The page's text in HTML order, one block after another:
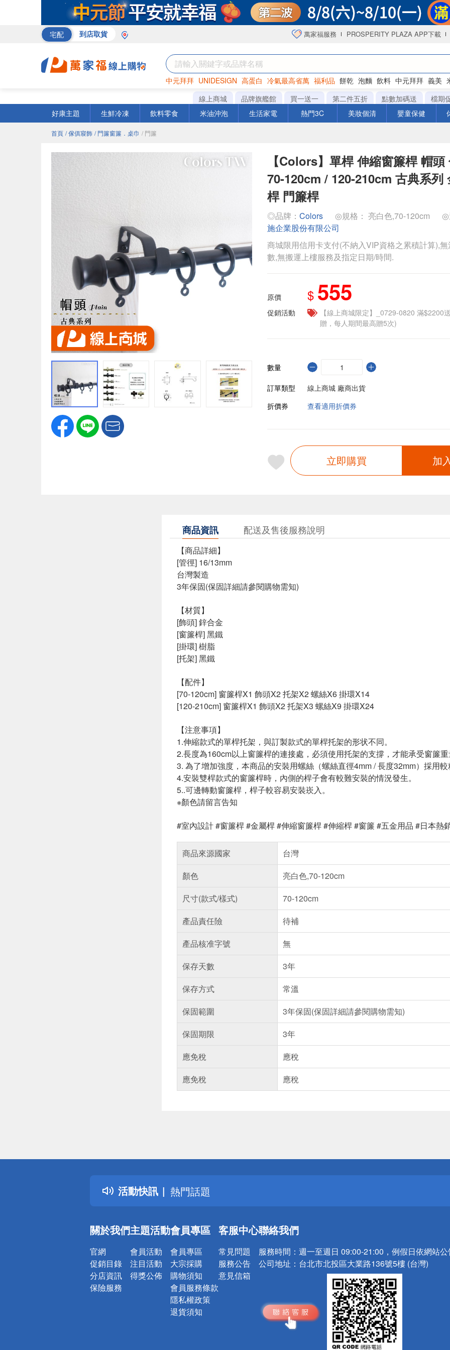
宅配 到店取貨 萬家福服務 PROSPERITY PLAZA APP下載
中元拜拜 UNIDESIGN 高蛋白 冷氣最高省萬 福利品 餅乾 泡麵 飲料 中元拜拜 義美
罐頭 海苔 洋芋片
線上商城 品牌旗艦館 買一送一 第二件五折 點數加碼送
檔期
好康主題
生鮮冷凍 飲料零食 米油沖泡 生活家電 熱門3C 美妝個清 嬰童保健
首頁 / 傢俱寢飾 / 門簾窗簾．桌巾 / 門簾
【Colors】單桿 伸縮窗簾桿 帽
70-120cm / 120-210cm 古典系列
桿 門簾桿
◎品牌： Colors ◎規格： 亮白色,70-120cm
◎
施企業股份有限公司
商城限用信用卡支付(不納入VIP資格之累積計算),
數,無搬運上樓服務及指定日期/時間.
原價 $ 555
促銷活動
【線上商城限定】_0729-0820 滿$2200
贈，每人期間最高贈5次)
數量
訂單類型
線上商城 廠商出貨
折價券
查看適用折價券
立即購買 加
商品資訊 配送及售後服務說明
【商品詳細】
[管徑] 16/13mm
台灣製造
3年保固(保固詳細請參閱購物需知)
【材質】
[飾頭] 鋅合金
[窗簾桿] 黑鐵
[掛環] 樹脂
[托架] 黑鐵
【配件】
[70-120cm] 窗簾桿X1 飾頭X2 托架X2 螺絲X6 掛環X14
[120-210cm] 窗簾桿X1 飾頭X2 托架X3 螺絲X9 掛環X24
【注意事項】
1.伸縮款式的單桿托架，與訂製款式的單桿托架的形状不同。
2.長度為160cm以上窗簾桿的連接處，必須使用托架的支撐，才能承受窗簾
3. 為了增加強度，本商品的安裝用螺絲（螺絲直徑4mm / 長度32mm）採用
4.安裝雙桿款式的窗簾桿時，內側的桿子會有較難安裝的情況發生。
5..可邊轉動窗簾桿，桿子較容易安裝崁入。
※顏色請留言告知
#室內設計 #窗簾桿 #金屬桿 #伸縮窗簾桿 #伸縮桿 #窗簾 #五金用品 #日本
商品來源國家
台灣
顏色
亮白色,70-120cm
尺寸(款式/樣式)
70-120cm
產品責任險
待補
產品核准字號
無
保存天數
3年
保存方式
常溫
保固範圍
3年保固(保固詳細請參閱購物需知)
保固期限
3年
應免稅
應稅
應免稅
應稅
活動快訊
詐騙網頁！請小心！
得獎公告
熱門話題
銀行優惠
詐騙網頁！請小心！
關於我們
官網
促銷目錄
分店資訊
保險服務
主題活動
會員活動
注目活動
得獎公佈
會員專區
會員專區
大宗採購
購物須知
會員服務條款
隱私權政策
退貨須知
客服中心
常見問題
服務公告
意見信箱
聯絡我們
服務時間： 週一至週日 09:00-21:00，例假日依網站
公司地址： 台北市北投區大業路136號5樓 (台灣)